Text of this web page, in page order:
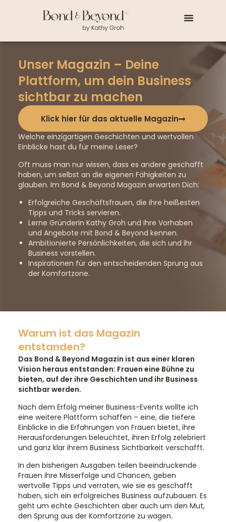
Unser Magazin – Deine
Plattform, um dein Business
sichtbar zu machen
Klick hier für das aktuelle Magazin
Welche einzigartigen Geschichten und wertvollen
Einblicke hast du für meine Leser?
Oft muss man nur wissen, dass es andere geschafft
haben, um selbst an die eigenen Fähigkeiten zu
glauben. Im Bond & Beyond Magazin erwarten Dich:
Erfolgreiche Geschäftsfrauen, die ihre heißesten
Tipps und Tricks servieren.
Lerne Gründerin Kathy Groh und ihre Vorhaben
und Angebote mit Bond & Beyond kennen.
Ambitionierte Persönlichkeiten, die sich und ihr
Business vorstellen.
Inspirationen für den entscheidenden Sprung aus
der Komfortzone.
Warum ist das Magazin
entstanden?
Das Bond & Beyond Magazin ist aus einer klaren
Vision heraus entstanden: Frauen eine Bühne zu
bieten, auf der ihre Geschichten und ihr Business
sichtbar werden.
Nach dem Erfolg meiner Business-Events wollte ich
eine weitere Plattform schaffen – eine, die tiefere
Einblicke in die Erfahrungen von Frauen bietet, ihre
Herausforderungen beleuchtet, ihren Erfolg zelebriert
und ganz klar ihrem Business Sichtbarkeit verschafft.
In den bisherigen Ausgaben teilen beeindruckende
Frauen ihre Misserfolge und Chancen, geben
wertvolle Tipps und verraten, wie sie es geschafft
haben, sich ein erfolgreiches Business aufzubauen. Es
geht um echte Geschichten aber auch um den Mut,
den Sprung aus der Komfortzone zu wagen.